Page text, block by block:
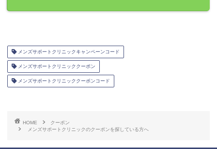
メンズサポートクリニックキャンペーンコード
メンズサポートクリニッククーポン
メンズサポートクリニッククーポンコード
HOME
クーポン
メンズサポートクリニックのクーポンを探している方へ